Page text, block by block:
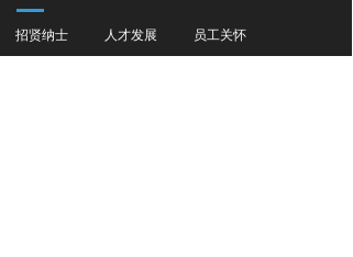
招贤纳士 人才发展 员工关怀